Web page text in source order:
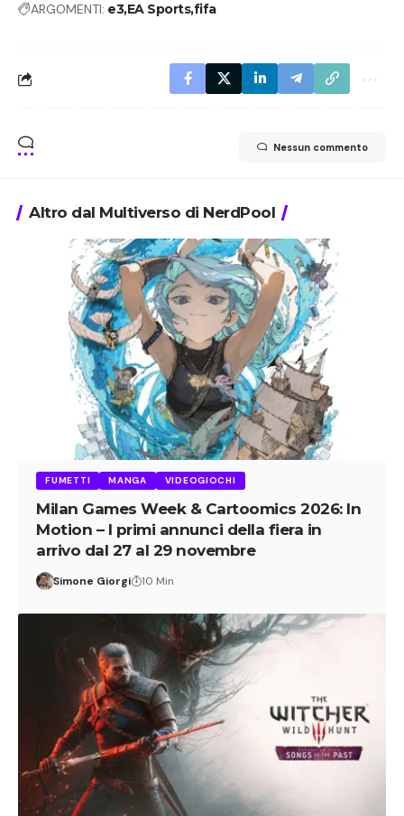
ARGOMENTI: e3EA Sportsfifa
Nessun commento
Altro dal Multiverso di NerdPool
FUMETTI MANGA VIDEOGIOCHI
Milan Games Week & Cartoomics 2026: In
Motion – I primi annunci della fiera in
arrivo dal 27 al 29 novembre
Simone Giorgi 10 Min